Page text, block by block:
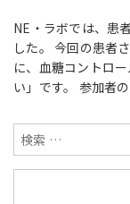
NE・ラボでは、患
した。 今回の患者
に、血糖コントロ
い」です。 参加者